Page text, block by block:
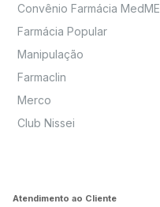
Convênio Farmácia MedME
Farmácia Popular
Manipulação
Farmaclin
Merco
Club Nissei
Atendimento ao Cliente